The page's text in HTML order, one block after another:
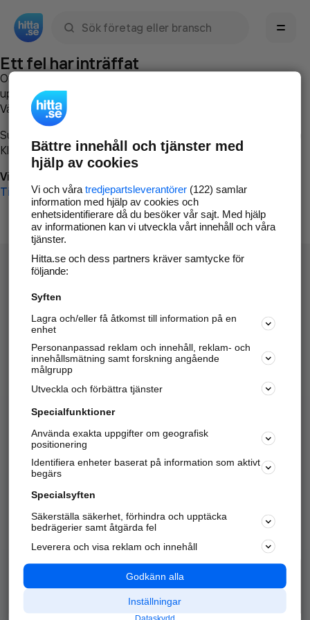
Ett fel har inträffat
Om du vill kan du
uppstod så att vi lättare och snabbare kan avhjälpa det.
Vänligen försök med följande:
Surfa till
Klicka påTillbaka-knappen i webbläsaren och försök igen
Vi beklagar besväret!
Till startsidan
Hitta.se - Gratis nummerupplysning.
Sök företag, personer och platser.
Hitta telefonnummer, adresser, företagsinfo mm.
Marknadsför företaget
Kom igång och annonsera mot
samarbetspartners nära dig.
Alla kategorier
Populära sökningar
API & Kartor
Annonsera
Integritet
Nödnummer
Bättre innehåll och tjänster med
hjälp av cookies
Vi och våra tredjepartsleverantörer(122) samlar
information med hjälp av cookies och
enhetsidentifierare då du besöker vår sajt. Med hjälp
av informationen kan vi utveckla vårt innehåll och våra
tjänster.
Hitta.se och dess partners kräver samtycke för
följande:
Syften
Lagra och/eller få åtkomst till information på en
enhet
Personanpassad reklam och innehåll, reklam- och
innehållsmätning samt forskning angående
målgrupp
Utveckla och förbättra tjänster
Specialfunktioner
Använda exakta uppgifter om geografisk
positionering
Identifiera enheter baserat på information som aktivt
begärs
Specialsyften
Säkerställa säkerhet, förhindra och upptäcka
bedrägerier samt åtgärda fel
Leverera och visa reklam och innehåll
Godkänn alla
Inställningar
Dataskydd